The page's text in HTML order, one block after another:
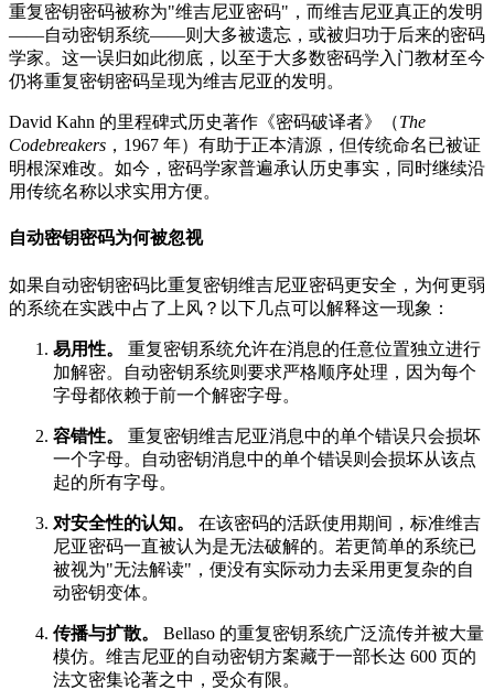
重复密钥密码被称为"维吉尼亚密码"，而维吉尼亚真正的发明
——自动密钥系统——则大多被遗忘，或被归功于后来的密码
学家。这一误归如此彻底，以至于大多数密码学入门教材至今
仍将重复密钥密码呈现为维吉尼亚的发明。
David Kahn 的里程碑式历史著作《密码破译者》（The
Codebreakers ，1967 年）有助于正本清源，但传统命名已被证
明根深难改。如今，密码学家普遍承认历史事实，同时继续沿
用传统名称以求实用方便。
自动密钥密码为何被忽视
如果自动密钥密码比重复密钥维吉尼亚密码更安全，为何更弱
的系统在实践中占了上风？以下几点可以解释这一现象：
易用性。
重复密钥系统允许在消息的任意位置独立进行
加解密。自动密钥系统则要求严格顺序处理，因为每个
字母都依赖于前一个解密字母。
容错性。
重复密钥维吉尼亚消息中的单个错误只会损坏
一个字母。自动密钥消息中的单个错误则会损坏从该点
起的所有字母。
对安全性的认知。
在该密码的活跃使用期间，标准维吉
尼亚密码一直被认为是无法破解的。若更简单的系统已
被视为"无法解读"，便没有实际动力去采用更复杂的自
动密钥变体。
传播与扩散。
Bellaso 的重复密钥系统广泛流传并被大量
模仿。维吉尼亚的自动密钥方案藏于一部长达 600 页的
法文密集论著之中，受众有限。